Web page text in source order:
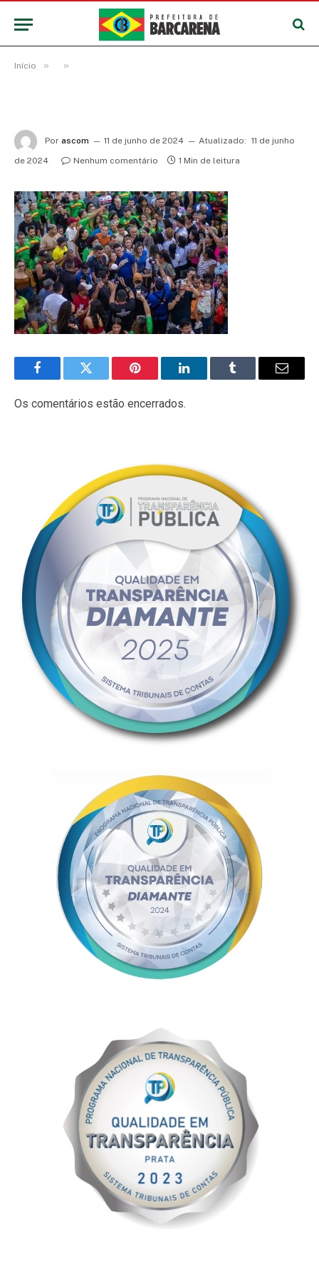
Início » »
Por ascom 11 de junho de 2024 Atualizado: 11 de junho
de 2024
Nenhum comentário 1 Min de leitura
FacebookTwitter Pinterest LinkedInTumblr
E-
Os comentários estão encerrados.